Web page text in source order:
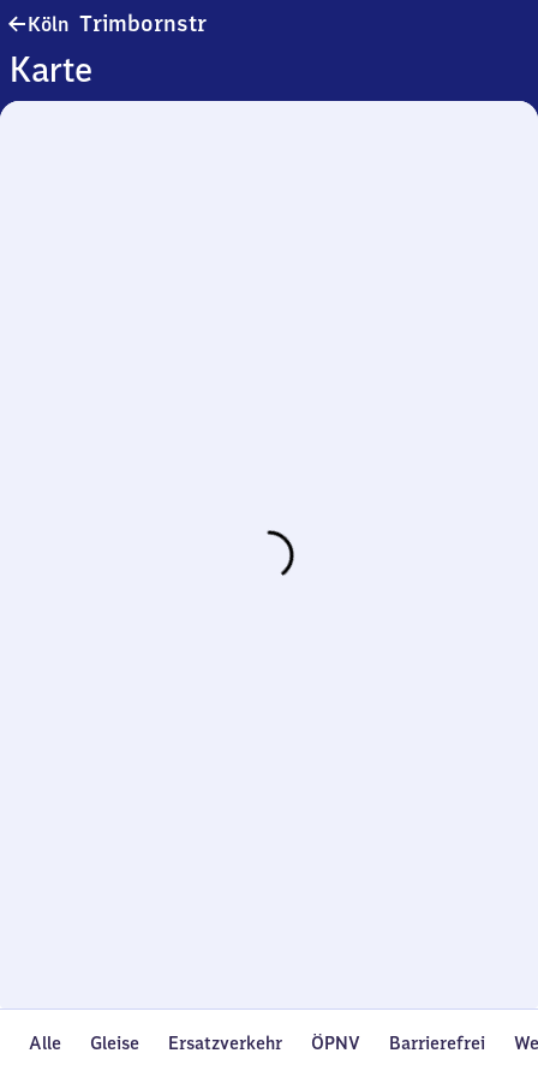
Köln Trimbornstr
Karte
Alle Gleise Ersatzverkehr ÖPNV Barrierefrei
Wird